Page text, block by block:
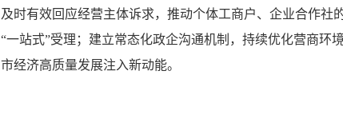
及时有效回应经营主体诉求，推动个体工商户、企业合作
“一站式”受理；建立常态化政企沟通机制，持续优化营商
市经济高质量发展注入新动能。